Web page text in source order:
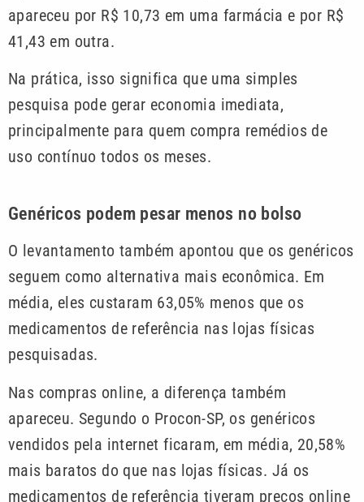
apareceu por R$ 10,73 em uma farmácia e por R$
41,43 em outra.
Na prática, isso significa que uma simples
pesquisa pode gerar economia imediata,
principalmente para quem compra remédios de
uso contínuo todos os meses.
Genéricos podem pesar menos no bolso
O levantamento também apontou que os genéricos
seguem como alternativa mais econômica. Em
média, eles custaram 63,05% menos que os
medicamentos de referência nas lojas físicas
pesquisadas.
Nas compras online, a diferença também
apareceu. Segundo o Procon-SP, os genéricos
vendidos pela internet ficaram, em média, 20,58%
mais baratos do que nas lojas físicas. Já os
medicamentos de referência tiveram preços online